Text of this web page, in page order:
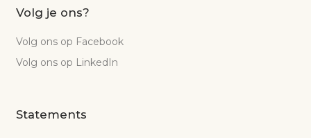
Volg je ons?
Volg ons op Facebook
Volg ons op LinkedIn
Statements